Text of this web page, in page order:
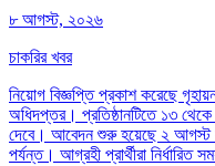
৮ আগস্ট, ২০২৬
চাকরির খবর
নিয়োগ বিজ্ঞপ্তি প্রকাশ করেছে
অধিদপ্তর। প্রতিষ্ঠানটিতে ১৩
দেবে। আবেদন শুরু হয়েছে ২ আগস্ট
পর্যন্ত। আগ্রহী প্রার্থীরা নির্ধারিত